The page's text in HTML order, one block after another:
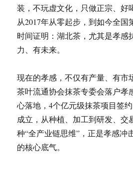
装，不玩虚文化，只做正宗、好
从2017年从零起步，到如今全国
时间证明：湖北茶，尤其是孝感
力、有未来。
现在的孝感，不仅有产量、有市
茶叶流通协会抹茶专委会落户孝
心落地，4个亿元级抹茶项目签
成立，从种植、加工到研发、交
种“全产业链思维”，正是孝感冲
的核心底气。